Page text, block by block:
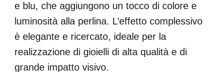
e blu, che aggiungono un tocco di colore e
luminosità alla perlina. L’effetto complessivo
è elegante e ricercato, ideale per la
realizzazione di gioielli di alta qualità e di
grande impatto visivo.